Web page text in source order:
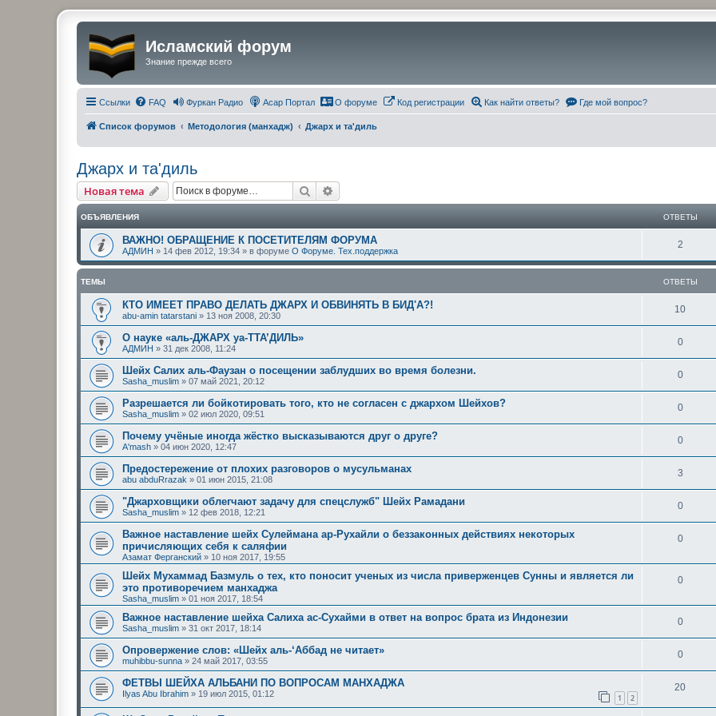
Исламский форум
Знание прежде всего
Ссылки FAQ Фуркан Радио Асар Портал О форуме Код регистрации Как найти ответы? Где мой вопрос?
Список форумов Методология (манхадж) Джарх и та'диль
Джарх и та'диль
Новая тема Поиск
ОБЪЯВЛЕНИЯ ОТВЕТЫ
ВАЖНО! ОБРАЩЕНИЕ К ПОСЕТИТЕЛЯМ ФОРУМА
АДМИН » 14 фев 2012, 19:34 » в форуме О Форуме. Тех.поддержка
2О
т
в
е
т
ы
ТЕМЫ ОТВЕТЫ
КТО ИМЕЕТ ПРАВО ДЕЛАТЬ ДЖАРХ И ОБВИНЯТЬ В БИД'А?!
abu-amin tatarstani » 13 ноя 2008, 20:30
10О
т
т
О науке «аль-ДЖАРХ уа-ТТА’ДИЛЬ»
АДМИН » 31 дек 2008, 11:24
0О
т
е
т
ы
Шейх Салих аль-Фаузан о посещении заблудших во время болезни.
Sasha_muslim » 07 май 2021, 20:12
0О
т
е
т
ы
Разрешается ли бойкотировать того, кто не согласен с джархом Шейхов?
Sasha_muslim » 02 июл 2020, 09:51
0О
т
е
т
ы
Почему учёные иногда жёстко высказываются друг о друге?
A'mash » 04 июн 2020, 12:47
0О
т
е
т
ы
Предостережение от плохих разговоров о мусульманах
abu abduRrazak » 01 июн 2015, 21:08
3О
т
е
ы
"Джарховщики облегчают задачу для спецслужб" Шейх Рамадани
Sasha_muslim » 12 фев 2018, 12:21
0О
т
е
ы
Важное наставление шейх Сулеймана ар-Рухайли о беззаконных действиях некоторых
причисляющих себя к саляфии
Азамат Ферганский » 10 ноя 2017, 19:55
0О
в
т
ы
Шейх Мухаммад Базмуль о тех, кто поносит ученых из числа приверженцев Сунны и является ли
это противоречием манхаджа
Sasha_muslim » 01 ноя 2017, 18:54
0О
в
е
ы
Важное наставление шейха Салиха ас-Сухайми в ответ на вопрос брата из Индонезии
Sasha_muslim » 31 окт 2017, 18:14
0О
т
е
Опровержение слов: «Шейх аль-‘Аббад не читает»
muhibbu-sunna » 24 май 2017, 03:55
0О
т
ФЕТВЫ ШЕЙХА АЛЬБАНИ ПО ВОПРОСАМ МАНХАДЖА
Ilyas Abu Ibrahim » 19 июл 2015, 01:12 1 2
20О
т